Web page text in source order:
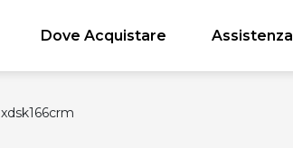
Dove Acquistare Assistenza
xdsk166crm